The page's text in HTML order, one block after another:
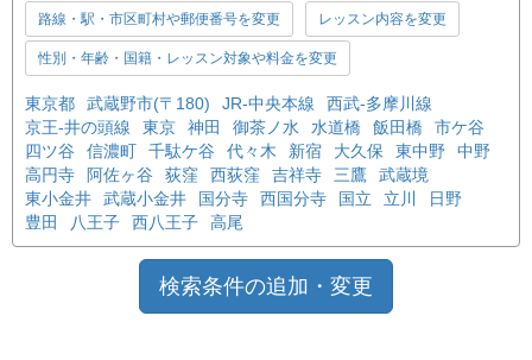
路線・駅・市区町村や郵便番号を変更 レッスン内容を変更
性別・年齢・国籍・レッスン対象や料金を変更
東京都 武蔵野市(〒180) JR-中央本線
西武-多摩川線
京王-井の頭線
東京 神田 御茶ノ水 水道橋 飯田橋
市ケ谷
四ツ谷
信濃町 千駄ケ谷 代々木 新宿 大久保 東中野
中野
高円寺
阿佐ヶ谷 荻窪 西荻窪 吉祥寺 三鷹
武蔵境
東小金井
武蔵小金井 国分寺 西国分寺 国立 立川
日野
豊田
八王子 西八王子 高尾
検索条件の追加・変更